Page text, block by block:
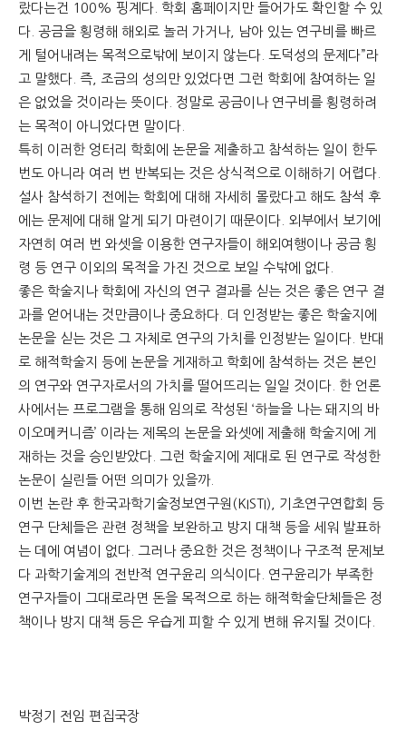
랐다는건 100% 핑계다. 학회 홈페이지만 들어가도 확인할 수 있
다. 공금을 횡령해 해외로 놀러 가거나, 남아 있는 연구비를 빠르
게 털어내려는 목적으로밖에 보이지 않는다. 도덕성의 문제다”라
고 말했다. 즉, 조금의 성의만 있었다면 그런 학회에 참여하는 일
은 없었을 것이라는 뜻이다. 정말로 공금이나 연구비를 횡령하려
는 목적이 아니었다면 말이다.
특히 이러한 엉터리 학회에 논문을 제출하고 참석하는 일이 한두
번도 아니라 여러 번 반복되는 것은 상식적으로 이해하기 어렵다.
설사 참석하기 전에는 학회에 대해 자세히 몰랐다고 해도 참석 후
에는 문제에 대해 알게 되기 마련이기 때문이다. 외부에서 보기에
자연히 여러 번 와셋을 이용한 연구자들이 해외여행이나 공금 횡
령 등 연구 이외의 목적을 가진 것으로 보일 수밖에 없다.
좋은 학술지나 학회에 자신의 연구 결과를 싣는 것은 좋은 연구 결
과를 얻어내는 것만큼이나 중요하다. 더 인정받는 좋은 학술지에
논문을 싣는 것은 그 자체로 연구의 가치를 인정받는 일이다. 반대
로 해적학술지 등에 논문을 게재하고 학회에 참석하는 것은 본인
의 연구와 연구자로서의 가치를 떨어뜨리는 일일 것이다. 한 언론
사에서는 프로그램을 통해 임의로 작성된 ‘하늘을 나는 돼지의 바
이오메커니즘’ 이라는 제목의 논문을 와셋에 제출해 학술지에 게
재하는 것을 승인받았다. 그런 학술지에 제대로 된 연구로 작성한
논문이 실린들 어떤 의미가 있을까.
이번 논란 후 한국과학기술정보연구원(KISTI), 기초연구연합회 등
연구 단체들은 관련 정책을 보완하고 방지 대책 등을 세워 발표하
는 데에 여념이 없다. 그러나 중요한 것은 정책이나 구조적 문제보
다 과학기술계의 전반적 연구윤리 의식이다. 연구윤리가 부족한
연구자들이 그대로라면 돈을 목적으로 하는 해적학술단체들은 정
책이나 방지 대책 등은 우습게 피할 수 있게 변해 유지될 것이다.
박정기 전임 편집국장